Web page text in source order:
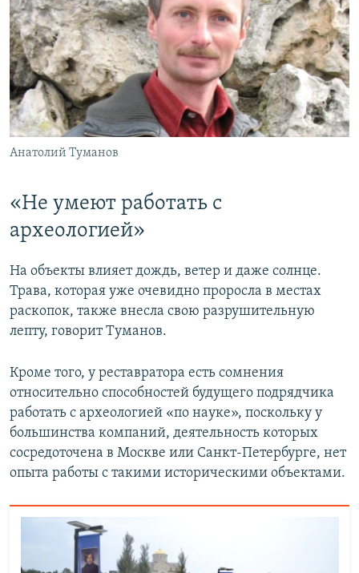
Анатолий Туманов
«Не умеют работать с
археологией»
На объекты влияет дождь, ветер и даже солнце.
Трава, которая уже очевидно проросла в местах
раскопок, также внесла свою разрушительную
лепту, говорит Туманов.
Кроме того, у реставратора есть сомнения
относительно способностей будущего подрядчика
работать с археологией «по науке», поскольку у
большинства компаний, деятельность которых
сосредоточена в Москве или Санкт-Петербурге, нет
опыта работы с такими историческими объектами.